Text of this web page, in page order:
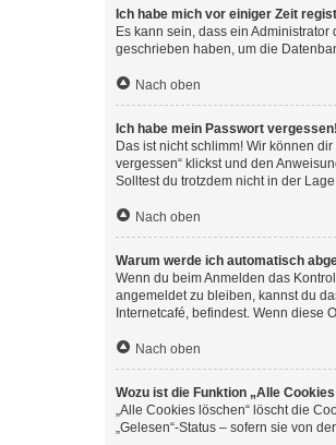
Ich habe mich vor einiger Zeit
Es kann sein, dass ein
geschrieben haben, um die
Nach oben
Ich habe mein Passwort vergessen!
Das ist nicht schlimm! Wir können
vergessen“ klickst und den
Solltest du trotzdem nicht in der
Nach oben
Warum werde ich automatisch
Wenn du beim Anmelden das
angemeldet zu bleiben, kannst du
Internetcafé, befindest. Wenn diese
Nach oben
Wozu ist die Funktion „Alle
„Alle Cookies löschen“ löscht die
„Gelesen“-Status – sofern sie von